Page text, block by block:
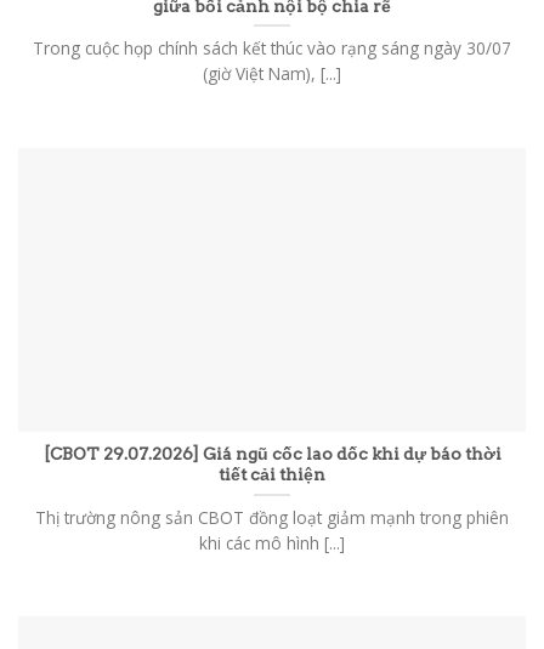
giữa bối cảnh nội bộ chia rẽ
Trong cuộc họp chính sách kết thúc vào rạng sáng ngày 30/07
(giờ Việt Nam), [...]
[CBOT 29.07.2026] Giá ngũ cốc lao dốc khi dự báo thời
tiết cải thiện
Thị trường nông sản CBOT đồng loạt giảm mạnh trong phiên
khi các mô hình [...]